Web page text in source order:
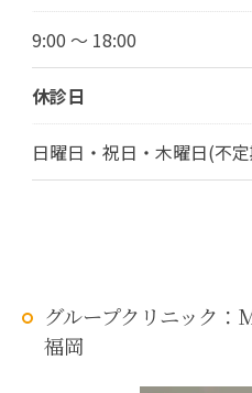
9:00 ～ 18:00
休診日
日曜日・祝日・木曜日(不
グループクリニック：
福岡